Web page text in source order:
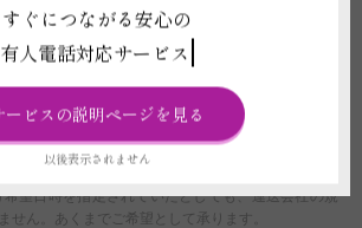
最高気温が30度以上の場合、配送中に花や植物が傷
た、気温を原因とした商品劣化が発生したとして
換、その他のご請求には一切応じられません。
式典、結婚式などのイベント会場の場合、先方側で
る事がございます。ご注文時点でお届け希望日時を
、搬入先の指示が最優先となります。それらを理由
、商品やお届け日時の変更を相談したり、ご注文を
望日時を指定されていたとしても、運送会社の規
せん。あくまでご希望として承ります。
すぐにつながる安心の
有人電話対応サービス
ービスの説明ページを見る
以後表示されません